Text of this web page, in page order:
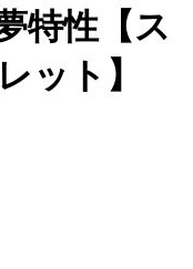
特性【ス
ット】